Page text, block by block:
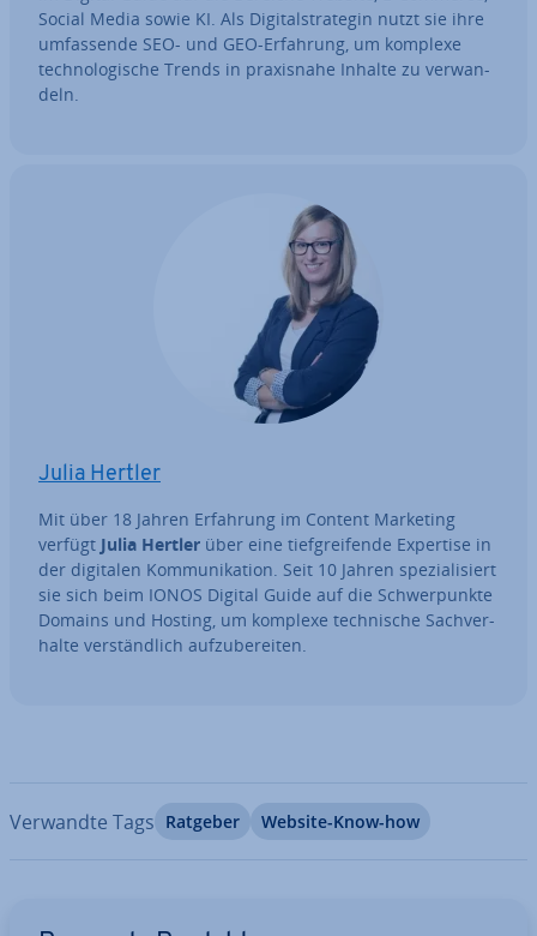
Social Media sowie KI. Als Di­gi­tal­stra­te­gin nutzt sie ihre
um­fas­sen­de SEO- und GEO-Erfahrung, um komplexe
tech­no­lo­gi­sche Trends in pra­xis­na­he Inhalte zu ver­wan­
deln.
Julia Hertler
Mit über 18 Jahren Erfahrung im Content Marketing
verfügt Julia Hertler über eine tief­grei­fen­de Expertise in
der digitalen Kom­mu­ni­ka­ti­on. Seit 10 Jahren spe­zia­li­siert
sie sich beim IONOS Digital Guide auf die Schwer­punk­te
Domains und Hosting, um komplexe tech­ni­sche Sach­ver­
hal­te ver­ständ­lich auf­zu­be­rei­ten.
Verwandte Tags Ratgeber Website-Know-how